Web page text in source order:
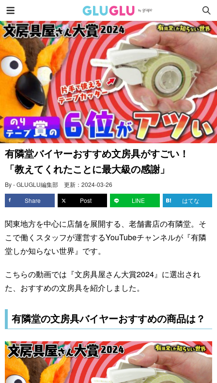
有隣堂バイヤーおすすめ文房具がすごい！
「教えてくれたことに最大級の感謝」
By - GLUGLU編集部 更新： 2024-03-26
Share
Post LINE はてな
関東地方を中心に店舗を展開する、老舗書店の有隣堂。そ
こで働くスタッフが運営するYouTubeチャンネルが『有隣
堂しか知らない世界』です。
こちらの動画では『文房具屋さん大賞2024』に選出され
た、おすすめの文房具を紹介しました。
有隣堂の文房具バイヤーおすすめの商品は？